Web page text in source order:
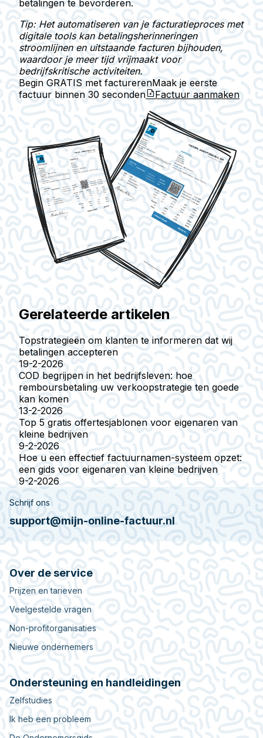
betalingen te bevorderen.
Tip: Het automatiseren van je facturatieproces met
digitale tools kan betalingsherinneringen
stroomlijnen en uitstaande facturen bijhouden,
waardoor je meer tijd vrijmaakt voor
bedrijfskritische activiteiten.
Begin GRATIS met facturerenMaak je eerste
factuur binnen 30 seconden Factuur aanmaken
Gerelateerde artikelen
Topstrategieën om klanten te informeren dat wij
betalingen accepteren
19-2-2026
COD begrijpen in het bedrijfsleven: hoe
remboursbetaling uw verkoopstrategie ten goede
kan komen
13-2-2026
Top 5 gratis offertesjablonen voor eigenaren van
kleine bedrijven
9-2-2026
Hoe u een effectief factuurnamen-systeem opzet:
een gids voor eigenaren van kleine bedrijven
9-2-2026
Schrijf ons
support@mijn-online-factuur.nl
Over de service
Prijzen en tarieven
Veelgestelde vragen
Non-profitorganisaties
Nieuwe ondernemers
Ondersteuning en handleidingen
Zelfstudies
Ik heb een probleem